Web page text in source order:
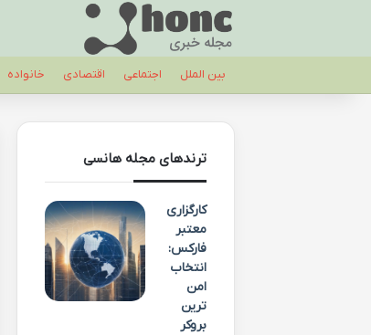
بین الملل اجتماعی اقتصادی خانواده
ترندهای مجله هانسی
کارگزاری
معتبر
فارکس:
انتخاب
امن
ترین
بروکر